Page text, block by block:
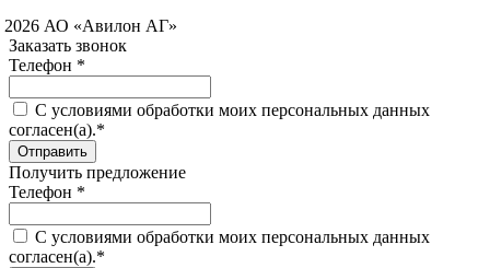
АО «Авилон АГ»
Заказать звонок
Телефон *
C условиями обработки моих персональных данных
согласен(а).*
Получить предложение
Телефон *
C условиями обработки моих персональных данных
согласен(а).*